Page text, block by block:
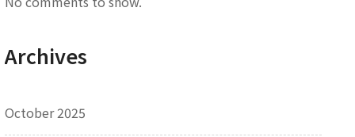
Archives
October 2025